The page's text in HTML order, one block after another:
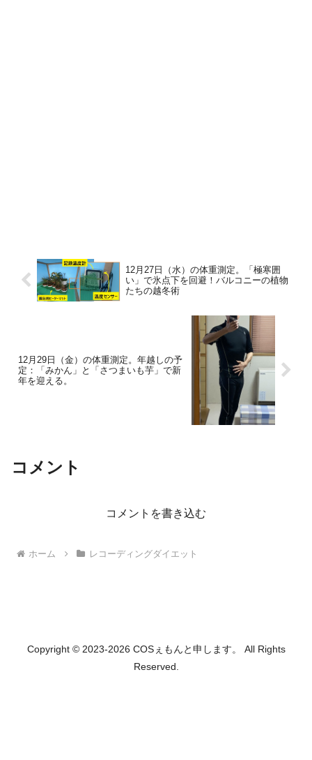
12月27日（水）の体重測定。「極寒囲
い」で氷点下を回避！バルコニーの植物
たちの越冬術
12月29日（金）の体重測定。年越しの予
定：「みかん」と「さつまいも芋」で新
年を迎える。
コメント
コメントを書き込む
ホーム レコーディングダイエット
Copyright © 2023-2026 COSぇもんと申します。 All Rights
Reserved.